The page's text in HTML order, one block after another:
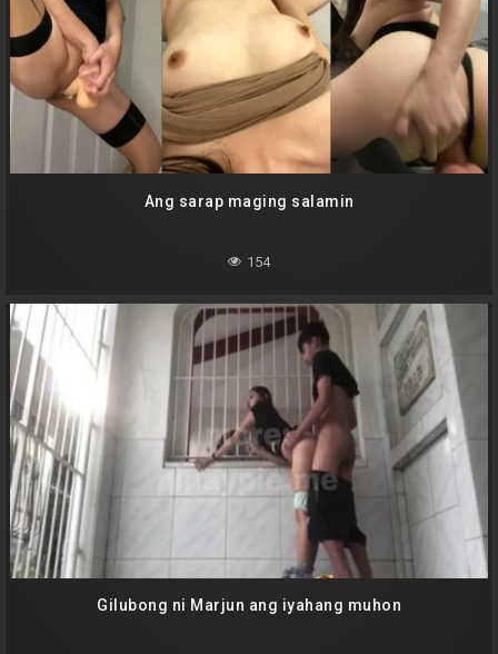
Ang sarap maging salamin
154
Gilubong ni Marjun ang iyahang muhon